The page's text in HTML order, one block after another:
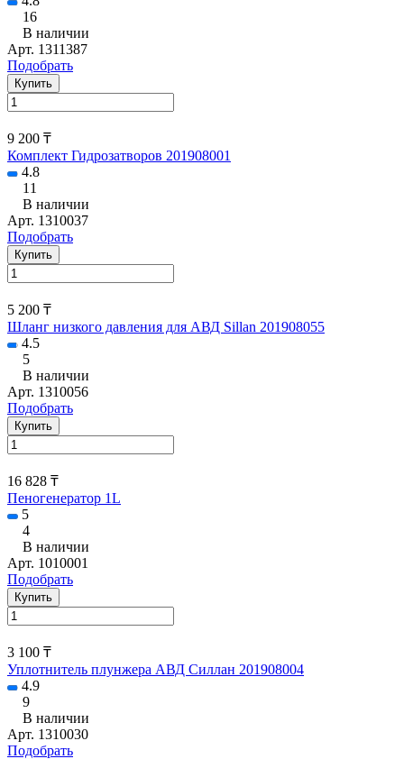
16
В наличии
Арт. 1311387
Подобрать
Купить
9 200 ₸
Комплект Гидрозатворов 201908001
4.8
11
В наличии
Арт. 1310037
Подобрать
Купить
5 200 ₸
Шланг низкого давления для АВД Sillan 201908055
4.5
5
В наличии
Арт. 1310056
Подобрать
Купить
16 828 ₸
Пеногенератор 1L
5
4
В наличии
Арт. 1010001
Подобрать
Купить
3 100 ₸
Уплотнитель плунжера АВД Силлан 201908004
4.9
9
В наличии
Арт. 1310030
Подобрать